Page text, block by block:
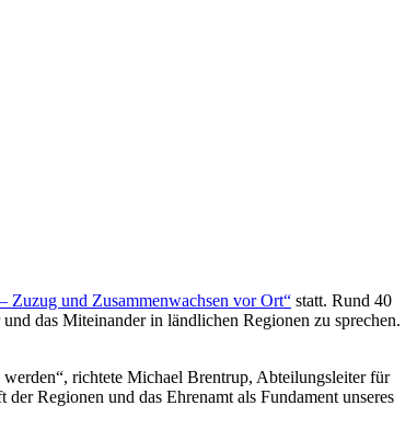
Zuzug und Zusammenwachsen vor Ort“ statt. Rund 40
das Miteinander in ländlichen Regionen zu sprechen.
werden“, richtete Michael Brentrup, Abteilungsleiter für
Regionen und das Ehrenamt als Fundament unseres